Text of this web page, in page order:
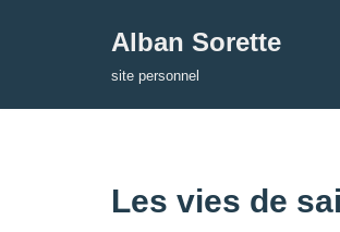
Alban Sorette
site personnel
Les vies de